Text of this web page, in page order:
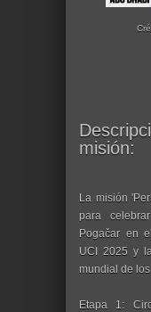
misión:
La misión
para
Pogačar en
UCI 2025 y
mundial de
Etapa 1: